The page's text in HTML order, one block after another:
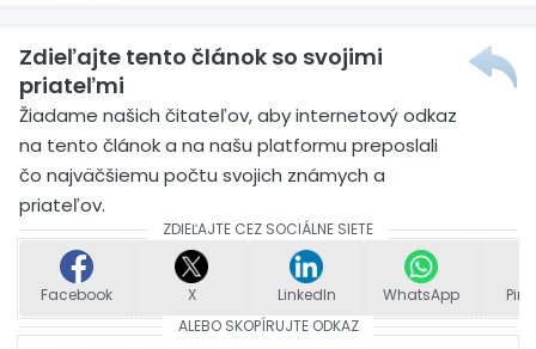
Zdieľajte tento článok so svojimi
priateľmi
Žiadame našich čitateľov, aby internetový odkaz
na tento článok a na našu platformu preposlali
čo najväčšiemu počtu svojich známych a
priateľov.
ZDIEĽAJTE CEZ SOCIÁLNE SIETE
Facebook X LinkedIn WhatsApp
ALEBO SKOPÍRUJTE ODKAZ